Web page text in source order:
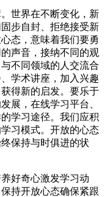
世界在不断变化，新
步自封、拒绝接受新
态，意味着我们要勇
声音，接纳不同的观
不同领域的人交流合
学术讲座，加入兴趣
得新的启发。要乐于
展，在线学习平台、
学习途径。我们应积
习模式。开放的心态
保持与时俱进的状
好奇心激发学习动
持开放心态确保紧跟